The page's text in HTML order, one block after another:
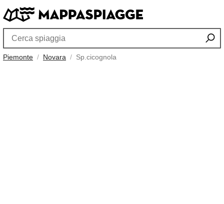
Piemonte Novara Sp.cicognola